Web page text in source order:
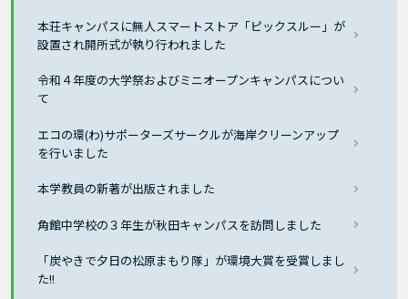
本荘キャンパスに無人スマートストア「ピックスルー」が
設置され開所式が執り行われました
令和４年度の大学祭およびミニオープンキャンパスについ
て
エコの環(わ)サポーターズサークルが海岸クリーンアップ
を行いました
本学教員の新著が出版されました
角館中学校の３年生が秋田キャンパスを訪問しました
「炭やきで夕日の松原まもり隊」が環境大賞を受賞しまし
た!!